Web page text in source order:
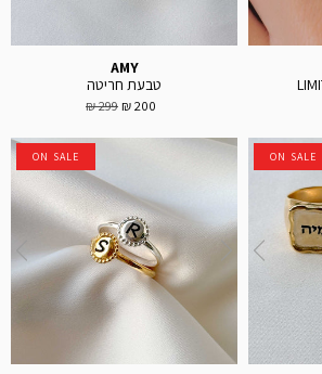
AMY
טבעת חריטה
200 ₪
299 ₪
ON SALE
ON SALE